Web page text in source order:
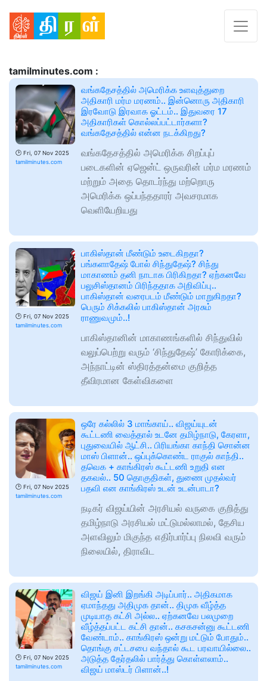
tamilminutes.com :
🕑 Fri, 07 Nov 2025
tamilminutes.com
வங்கதேசத்தில் அமெரிக்க உளவுத்துறை
அதிகாரி மர்ம மரணம்.. இன்னொரு அதிகாரி
இரவோடு இரவாக ஓட்டம்.. இதுவரை 17
அதிகாரிகள் கொல்லப்பட்டார்களா?
வங்கதேசத்தில் என்ன நடக்கிறது?
வங்கதேசத்தில் அமெரிக்க சிறப்புப்
படைகளின் ஏஜென்ட் ஒருவரின் மர்ம மரணம்
மற்றும் அதை தொடர்ந்து மற்றொரு
அமெரிக்க ஒப்பந்ததாரர் அவசரமாக
வெளியேறியது
🕑 Fri, 07 Nov 2025
tamilminutes.com
பாகிஸ்தான் மீண்டும் உடைகிறதா?
பங்களாதேஷ் போல் சிந்துதேஷ்? சிந்து
மாகாணம் தனி நாடாக பிரிகிறதா? ஏற்கனவே
பலுசிஸ்தானம் பிரிந்ததாக அறிவிப்பு..
பாகிஸ்தான் வரைபடம் மீண்டும் மாறுகிறதா?
பெரும் சிக்கலில் பாகிஸ்தான் அரசும்
ராணுவமும்..!
பாகிஸ்தானின் மாகாணங்களில் சிந்துவில்
வலுப்பெற்று வரும் ‘சிந்துதேஷ்’ கோரிக்கை,
அந்நாட்டின் ஸ்திரத்தன்மை குறித்த
தீவிரமான கேள்விகளை
🕑 Fri, 07 Nov 2025
tamilminutes.com
ஒரே கல்லில் 3 மாங்காய்.. விஜய்யுடன்
கூட்டணி வைத்தால் உடனே தமிழ்நாடு, கேரளா,
புதுவையில் ஆட்சி.. பிரியங்கா காந்தி சொன்ன
மாஸ் பிளான்.. ஒப்புக்கொண்ட ராகுல் காந்தி..
தவெக + காங்கிரஸ் கூட்டணி உறுதி என
தகவல்.. 50 தொகுதிகள், துணை முதல்வர்
பதவி என காங்கிரஸ் உடன் உடன்பாடா?
நடிகர் விஜய்யின் அரசியல் வருகை குறித்து
தமிழ்நாடு அரசியல் மட்டுமல்லாமல், தேசிய
அளவிலும் மிகுந்த எதிர்பார்ப்பு நிலவி வரும்
நிலையில், திராவிட
🕑 Fri, 07 Nov 2025
tamilminutes.com
விஜய் இனி இறங்கி அடிப்பார்.. அதிகமாக
ஏமாந்தது அதிமுக தான்.. திமுக வீழ்த்த
முடியாத கட்சி அல்ல.. ஏற்கனவே பலமுறை
வீழ்த்தப்பட்ட கட்சி தான்.. கசகசன்னு கூட்டணி
வேண்டாம்.. காங்கிரஸ் ஒன்று மட்டும் போதும்..
தொங்கு சட்டசபை வந்தால் கூட பரவாயில்லை..
அடுத்த தேர்தலில் பார்த்து கொள்ளலாம்..
விஜய் மாஸ்டர் பிளான்..!